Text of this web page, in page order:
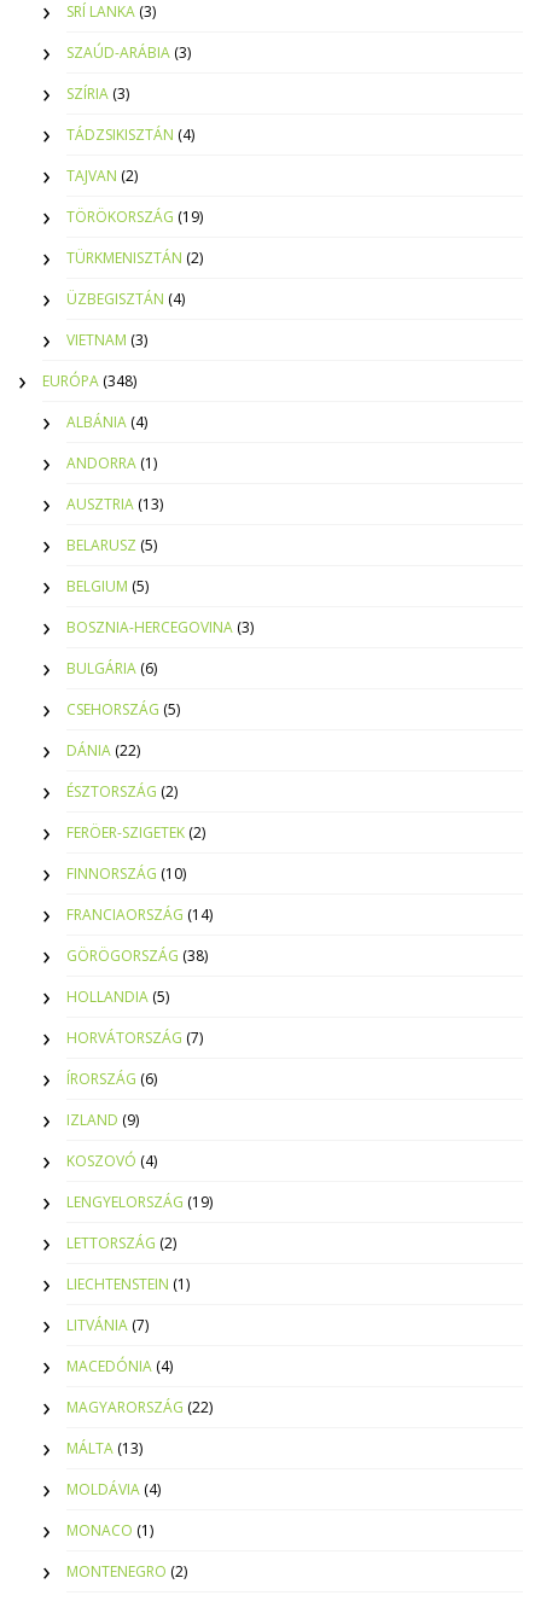
SRÍ LANKA (3)
SZAÚD-ARÁBIA (3)
SZÍRIA (3)
TÁDZSIKISZTÁN (4)
TAJVAN (2)
TÖRÖKORSZÁG (19)
TÜRKMENISZTÁN (2)
ÜZBEGISZTÁN (4)
VIETNAM (3)
EURÓPA (348)
ALBÁNIA (4)
ANDORRA (1)
AUSZTRIA (13)
BELARUSZ (5)
BELGIUM (5)
BOSZNIA-HERCEGOVINA (3)
BULGÁRIA (6)
CSEHORSZÁG (5)
DÁNIA (22)
ÉSZTORSZÁG (2)
FERÖER-SZIGETEK (2)
FINNORSZÁG (10)
FRANCIAORSZÁG (14)
GÖRÖGORSZÁG (38)
HOLLANDIA (5)
HORVÁTORSZÁG (7)
ÍRORSZÁG (6)
IZLAND (9)
KOSZOVÓ (4)
LENGYELORSZÁG (19)
LETTORSZÁG (2)
LIECHTENSTEIN (1)
LITVÁNIA (7)
MACEDÓNIA (4)
MAGYARORSZÁG (22)
MÁLTA (13)
MOLDÁVIA (4)
MONACO (1)
MONTENEGRO (2)